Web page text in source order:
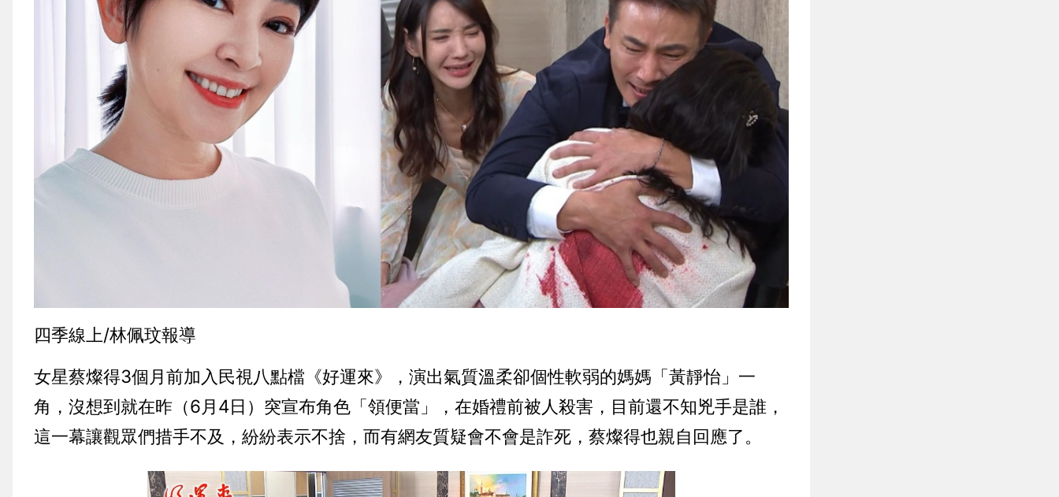
四季線上/林佩玟報導
女星蔡燦得3個月前加入民視八點檔《好運來》，演出氣質溫柔卻個性軟弱的媽媽「黃靜怡」一
角，沒想到就在昨（6月4日）突宣布角色「領便當」，在婚禮前被人殺害，目前還不知兇手是誰，
這一幕讓觀眾們措手不及，紛紛表示不捨，而有網友質疑會不會是詐死，蔡燦得也親自回應了。